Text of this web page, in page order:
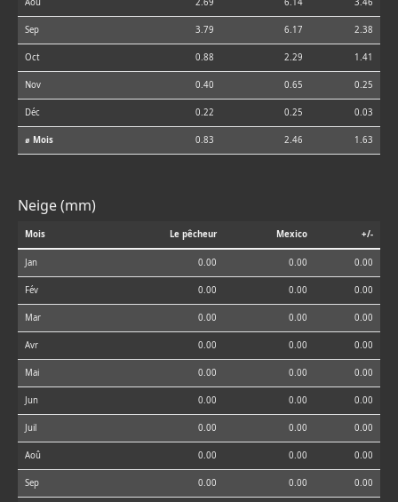
Aoû 2.69 6.14 3.46
Sep 3.79 6.17 2.38
Oct 0.88 2.29 1.41
Nov 0.40 0.65 0.25
Déc 0.22 0.25 0.03
⌀ Mois 0.83 2.46 1.63
Neige (mm)
Mois Le pêcheur Mexico +/-
Jan 0.00 0.00 0.00
Fév 0.00 0.00 0.00
Mar 0.00 0.00 0.00
Avr 0.00 0.00 0.00
Mai 0.00 0.00 0.00
Jun 0.00 0.00 0.00
Juil 0.00 0.00 0.00
Aoû 0.00 0.00 0.00
Sep 0.00 0.00 0.00